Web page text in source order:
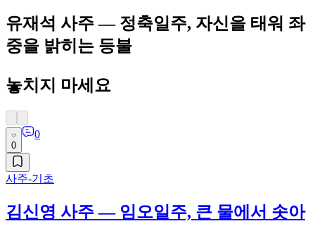
유재석 사주 — 정축일주, 자신을 태워 좌
중을 밝히는 등불
놓치지 마세요
0
0
사주-기초
김신영 사주 — 임오일주, 큰 물에서 솟아